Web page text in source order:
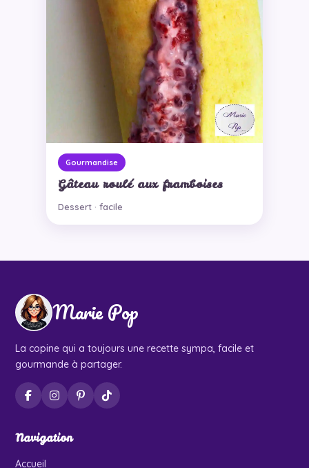
Gourmandise
Gâteau roulé aux framboises
Dessert · facile
Marie Pop
La copine qui a toujours une recette sympa, facile et
gourmande à partager.
Navigation
Accueil